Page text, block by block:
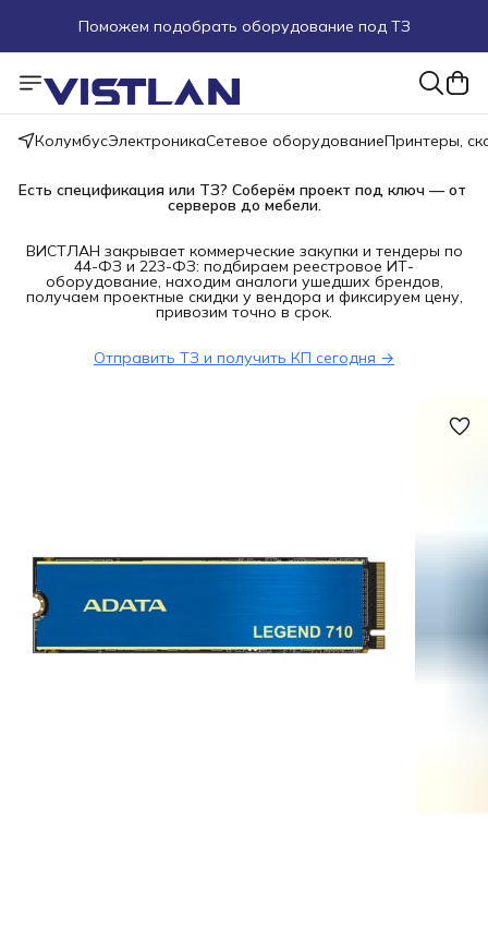
Поможем подобрать оборудование под ТЗ
Пуско-наладочные работы
Пришлите запрос на e-mail или в чат
Более 100 000 позиций в наличии и под заказ
КолумбусЭлектроникаСетевое оборудованиеПринтеры,
Есть спецификация или ТЗ? Соберём проект под ключ — от
серверов до мебели.
ВИСТЛАН закрывает коммерческие закупки и тендеры по
44-ФЗ и 223-ФЗ: подбираем реестровое ИТ-
оборудование, находим аналоги ушедших брендов,
получаем проектные скидки у вендора и фиксируем цену,
привозим точно в срок.
Отправить ТЗ и получить КП сегодня →